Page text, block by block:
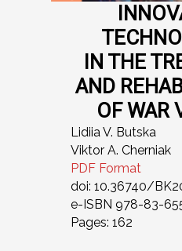
IN THE
AND
OF WAR
Lidiia V. Butska
Viktor A. Cherniak
PDF Format
doi: 10.36740/
e-ISBN 978-83-
Pages: 162